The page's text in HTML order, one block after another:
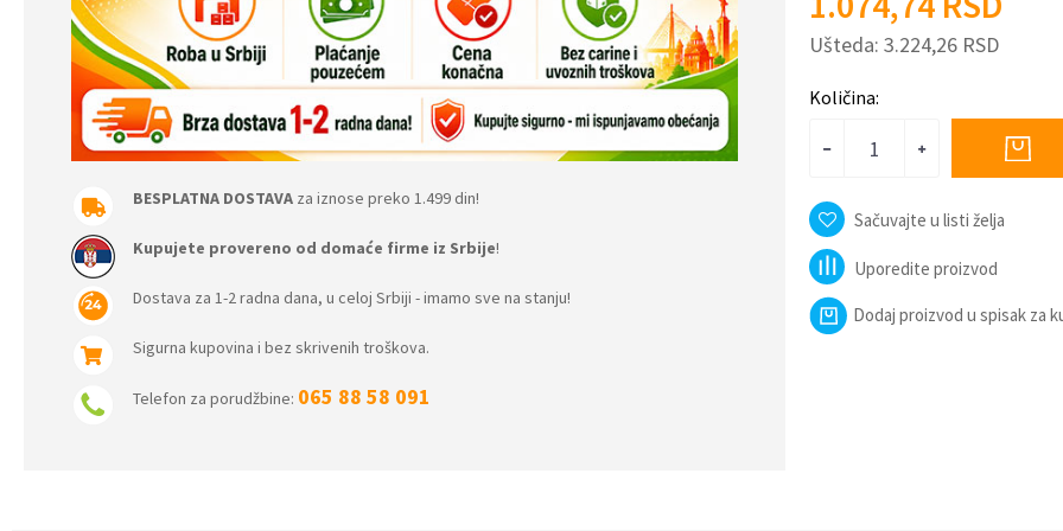
BESPLATNA DOSTAVA za iznose preko 1.499 din!
Kupujete provereno od domaće firme iz Srbije!
Dostava za 1-2 radna dana, u celoj Srbiji - imamo sve na stanju!
Sigurna kupovina i bez skrivenih troškova.
Telefon za porudžbine: 065 88 58 091
Ušteda: 3.224,26 RSD
Količina:
Sačuvajte u listi želja
Uporedite proizvod
Dodaj proizvod u spisak za